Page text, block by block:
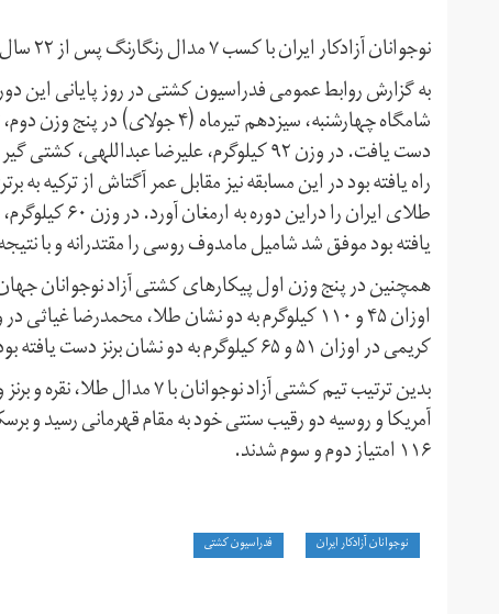
نوجوانان آزادکار ایران با کسب ۷ مدال رنگارنگ پس از ۲۲ سال برسکوی قهرمانی جهان ایستادند.
به گزارش روابط عمومی فدراسیون کشتی در روز پایانی این
شامگاه چهارشنبه، سیزدهم
دست یافت. در وزن ۹۲ کیلوگرم، علیرضا
طلای ایران
یافته بود موفق شد شامیل مامدوف روسی را مقتدرانه و با نتیجه ۱۷-۸ از پیش رو بردارد و به مدال برنز دست
همچنین در پنج وزن اول پیکارهای کشتی آزاد نوجوانان
کریمی در اوزان ۵۱ و ۶۵ کیلوگرم به دو نشان برنز دست یافته بود.
۱۱۶ امتیاز دوم و سوم شدند.
نوجوانان آزادکار ایران فدراسیون کشتی